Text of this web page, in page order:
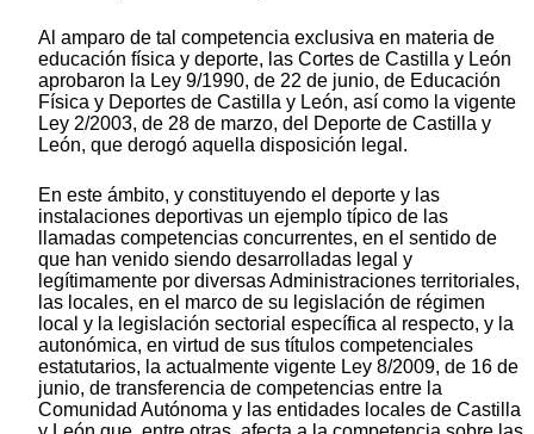
Al amparo de tal competencia exclusiva en materia de
educación física y deporte, las Cortes de Castilla y León
aprobaron la Ley 9/1990, de 22 de junio, de Educación
Física y Deportes de Castilla y León, así como la vigente
Ley 2/2003, de 28 de marzo, del Deporte de Castilla y
León, que derogó aquella disposición legal.
En este ámbito, y constituyendo el deporte y las
instalaciones deportivas un ejemplo típico de las
llamadas competencias concurrentes, en el sentido de
que han venido siendo desarrolladas legal y
legítimamente por diversas Administraciones territoriales,
las locales, en el marco de su legislación de régimen
local y la legislación sectorial específica al respecto, y la
autonómica, en virtud de sus títulos competenciales
estatutarios, la actualmente vigente Ley 8/2009, de 16 de
junio, de transferencia de competencias entre la
Comunidad Autónoma y las entidades locales de Castilla